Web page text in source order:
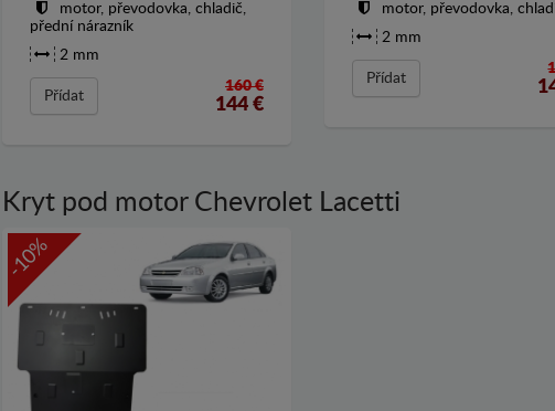
motor, převodovka, chladič,
přední nárazník
2 mm
Přídat
160 €
144€
motor, převodovka,
2 mm
Přídat
Kryt pod motor Chevrolet Lacetti
-10%